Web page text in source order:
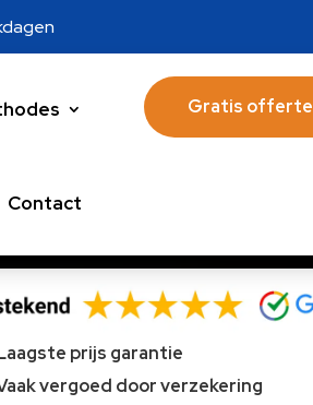
Contact
Gratis offerte
prijs garantie
vergoed door verzekering